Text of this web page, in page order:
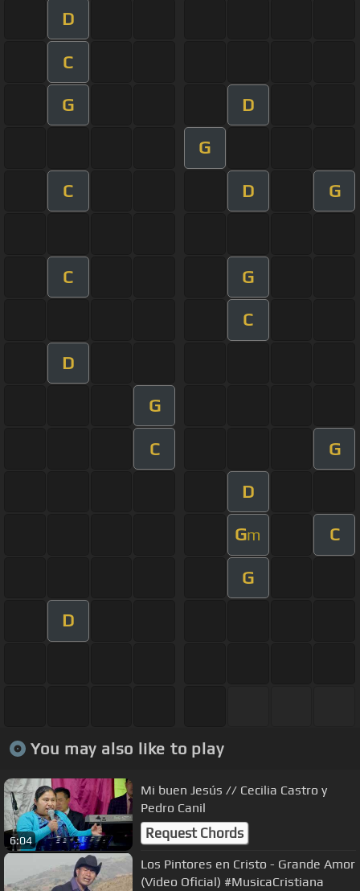
D
C
G D
G
C D G
C G
C
D
G
C G
D
Gm C
G
D
You may also like to play
6:04
Mi buen Jesús // Cecilia Castro y
Pedro Canil
Request Chords
Los Pintores en Cristo - Grande Amor
(Video Oficial) #MusicaCristiana